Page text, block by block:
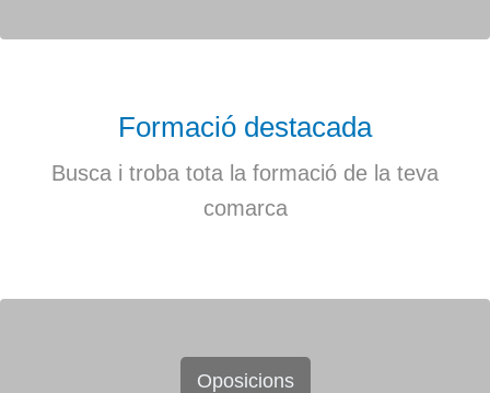
Formació destacada
Busca i troba tota la formació de la teva
comarca
Oposicions